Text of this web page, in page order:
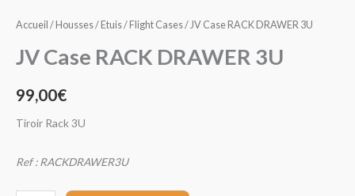
Accueil / Housses / Etuis / Flight Cases/ JV Case RACK DRAWER 3U
JV Case RACK DRAWER 3U
99,00€
Tiroir Rack 3U
Ref : RACKDRAWER3U